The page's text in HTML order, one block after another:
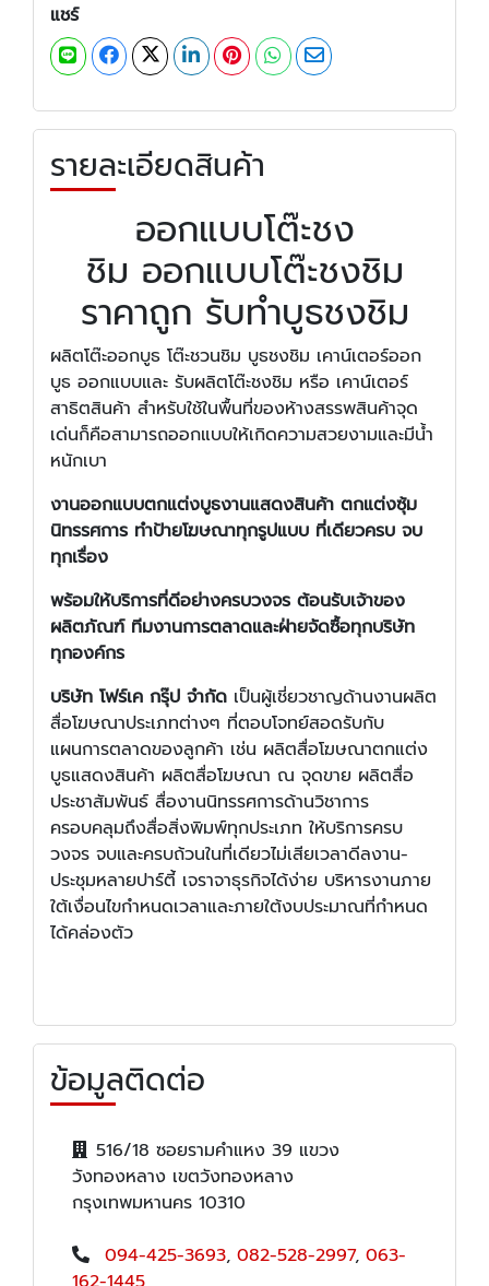
แชร์
รายละเอียดสินค้า
ออกแบบโต๊ะชง
ชิม ออกแบบโต๊ะชงชิม
ราคาถูก รับทำบูธชงชิม
ผลิตโต๊ะออกบูธ โต๊ะชวนชิม บูธชงชิม เคาน์เตอร์ออก
บูธ ออกแบบและ รับผลิตโต๊ะชงชิม หรือ เคาน์เตอร์
สาธิตสินค้า สำหรับใช้ในพื้นที่ของห้างสรรพสินค้าจุด
เด่นก็คือสามารถออกแบบให้เกิดความสวยงามและมีน้ำ
หนักเบา
งานออกแบบตกแต่งบูธงานแสดงสินค้า ตกแต่งซุ้ม
นิทรรศการ ทำป้ายโฆษณาทุกรูปแบบ ที่เดียวครบ จบ
ทุกเรื่อง
พร้อมให้บริการที่ดีอย่างครบวงจร ต้อนรับเจ้าของ
ผลิตภัณฑ์ ทีมงานการตลาดและฝ่ายจัดซื้อทุกบริษัท
ทุกองค์กร
บริษัท โฟร์เค กรุ๊ป จำกัด เป็นผู้เชี่ยวชาญด้านงานผลิต
สื่อโฆษณาประเภทต่างๆ ที่ตอบโจทย์สอดรับกับ
แผนการตลาดของลูกค้า เช่น ผลิตสื่อโฆษณาตกแต่ง
บูธแสดงสินค้า ผลิตสื่อโฆษณา ณ จุดขาย ผลิตสื่อ
ประชาสัมพันธ์ สื่องานนิทรรศการด้านวิชาการ
ครอบคลุมถึงสื่อสิ่งพิมพ์ทุกประเภท ให้บริการครบ
วงจร จบและครบถ้วนในที่เดียวไม่เสียเวลาดีลงาน-
ประชุมหลายปาร์ตี้ เจราจาธุรกิจได้ง่าย บริหารงานภาย
ใต้เงื่อนไขกำหนดเวลาและภายใต้งบประมาณที่กำหนด
ได้คล่องตัว
ข้อมูลติดต่อ
516/18 ซอยรามคำแหง 39 แขวง
วังทองหลาง เขตวังทองหลาง
กรุงเทพมหานคร 10310
094-425-3693, 082-528-2997, 063-